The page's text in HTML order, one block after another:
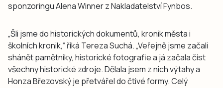
sponzoringu Alena Winner z Nakladatelství Fynbos.
„Šli jsme do historických dokumentů, kronik města i
školních kronik,“ říká Tereza Suchá. „Veřejně jsme začali
shánět pamětníky, historické fotografie a já začala číst
všechny historické zdroje. Dělala jsem z nich výtahy a
Honza Březovský je přetvářel do čtivé formy. Celý